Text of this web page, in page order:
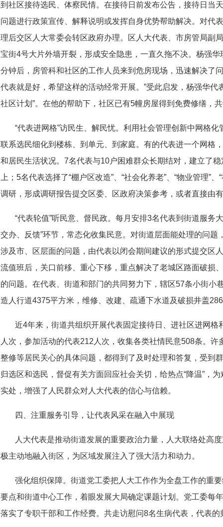
到社区接待选民、体察民情。在接待日前发布公告，接待日当
问题进行政策宣传、解释说明或发挥自身优势帮助解决。对代
理后交区人大常委会转区政府办理。区人大代表、市房管局副
宝街4号大片外墙开裂，形成安全隐患，一直久拖不决。杨强
分钟后，房管科和社区的工作人员来到危房现场，迅速解决了
代表就是好，希望这样的活动经常开展。”受此启发，杨强华代
社区计划”。在他的帮助下，社区已有5幢房屋得到免费修缮，
“代表进网格”访民生、解民忧。利用社会管理创新中网格
联系选民细化到楼栋、到单元、到家庭。有的代表进一个网格
和居民生活状况。7名代表与10户困难群众长期结对，建立了
上；5名代表选择了“棚户区改造”、“社会化养老”、“物业管理”
调研，形成调研报告提交区委、区政府决策参考，或者直接由
“代表轮值”听民意、督民政。每月安排3名代表到街道服务
交办、反馈”环节，常态化收集民意。对街道层面能处理的问
涉及市、区层面的问题，由代表以闭会期间建议的形式提交区
流值班后，关口前移、重心下移，重点解决了老城区路面破损
的问题。在代表、街道和部门的共同努力下，辖区57条小街小
造人行道4375平方米，维修、改建、疏通下水道及破损井盖
近4年来，街道共组织开展代表固定接待日、进社区进网
人次，参加活动的代表212人次，收集各类社情民意508条。
整修等居民关心的具体问题，都得到了及时处理和答复，受到
归选区和选民，督促有关方面回应社会关切，给热点“降温”，
实处，增强了人民群众对人大代表的信心与信赖。
四、注重服务引导，让代表风采在融入中展现
人大代表是推动街道发展的重要政治力量，人大联络处高
极主动地融入街区，为区域发展注入了强大活力和动力。
强化组织保障。街道党工委把人大工作作为全盘工作的重
要点和街道中心工作，着眼发展大局确定课题计划。党工委每
落实了专职干部和工作经费。共走访慰问8名生病代表，代表